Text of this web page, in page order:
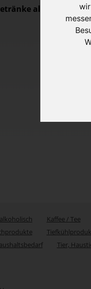
alkoholfrei -
Kaffee / Tee
Tier,